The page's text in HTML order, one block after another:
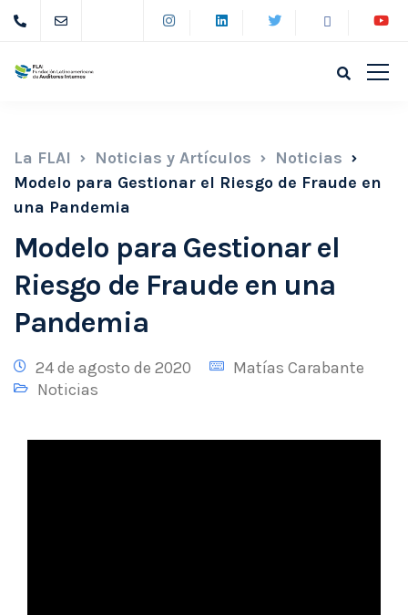
La FLAI Noticias y Artículos
Noticias
Modelo para Gestionar el Riesgo de Fraude en
una Pandemia
Modelo para Gestionar el
Riesgo de Fraude en una
Pandemia
24 de agosto de 2020
Matías Carabante
Noticias